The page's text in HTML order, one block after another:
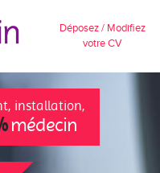
Déposez / Modifiez
votre CV
installation,
médecin